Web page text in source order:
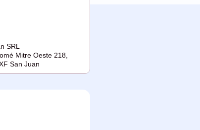
SRL
Mitre Oeste 218,
San Juan